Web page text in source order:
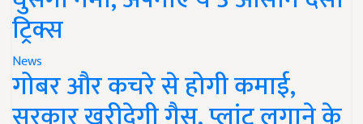
ट्रिक्स
News
गोबर और कचरे से होगी कमाई,